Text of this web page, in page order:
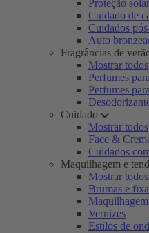
Proteção
Cuidado de
Cuidados
Auto
Fragrâncias de
Mostrar todos
Perfumes
Perfumes
Cuidado
Mostrar todos
Face &
Cuidados
Maquilhagem e
Mostrar todos
Brumas e
Vernizes
Estilos de